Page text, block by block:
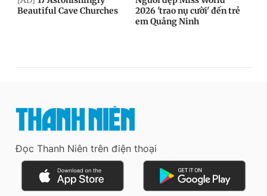
Đọc Thanh Niên trên điện thoại